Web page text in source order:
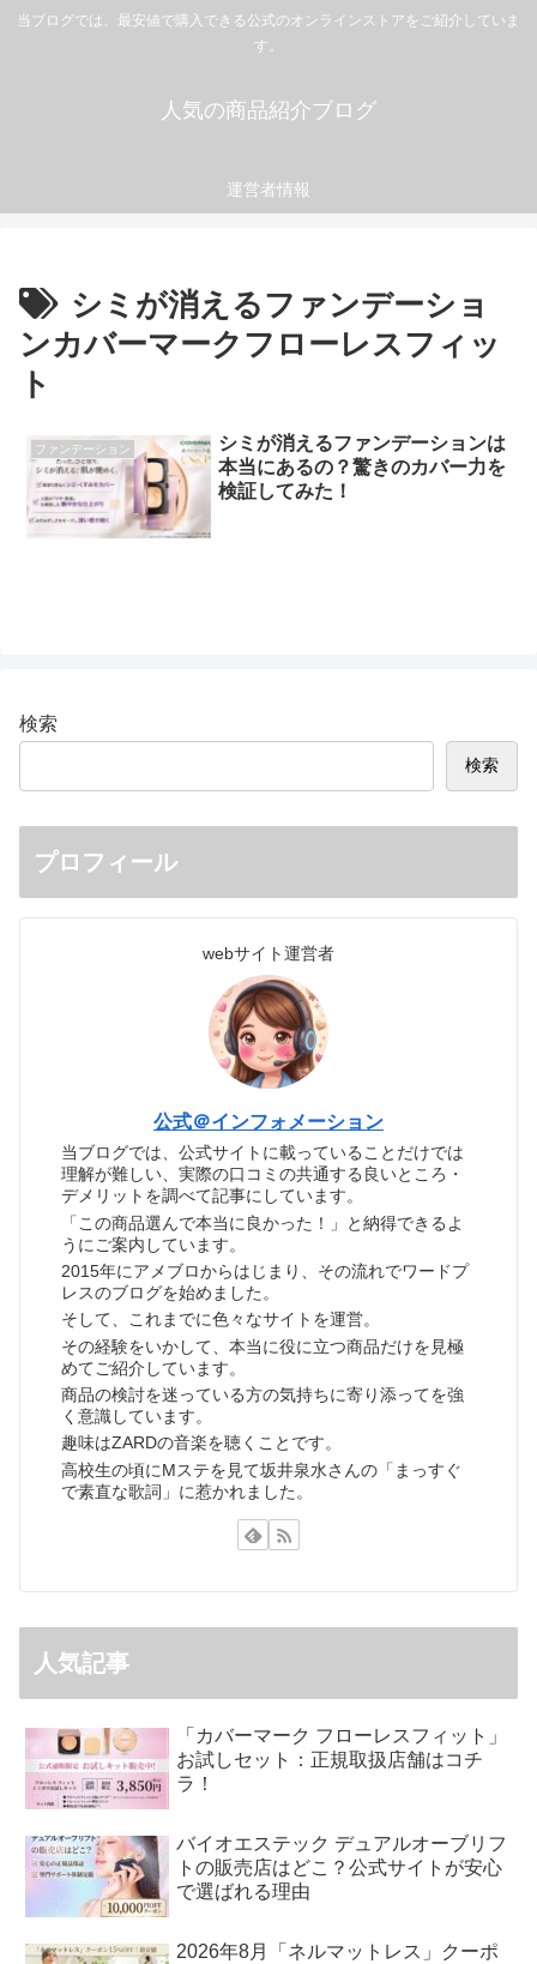
当ブログでは、最安値で購入できる公式のオンラインストアをご紹介していま
す。
人気の商品紹介ブログ
運営者情報
シミが消えるファンデーショ
ンカバーマークフローレスフィッ
ト
ファンデーション
シミが消えるファンデーションは
本当にあるの？驚きのカバー力を
検証してみた！
検索
検索
プロフィール
webサイト運営者
公式＠インフォメーション
当ブログでは、公式サイトに載っていることだけでは
理解が難しい、実際の口コミの共通する良いところ・
デメリットを調べて記事にしています。
「この商品選んで本当に良かった！」と納得できるよ
うにご案内しています。
2015年にアメブロからはじまり、その流れでワードプ
レスのブログを始めました。
そして、これまでに色々なサイトを運営。
その経験をいかして、本当に役に立つ商品だけを見極
めてご紹介しています。
商品の検討を迷っている方の気持ちに寄り添ってを強
く意識しています。
趣味はZARDの音楽を聴くことです。
高校生の頃にMステを見て坂井泉水さんの「まっすぐ
で素直な歌詞」に惹かれました。
人気記事
「カバーマーク フローレスフィット」
お試しセット：正規取扱店舗はコチ
ラ！
バイオエステック デュアルオーブリフ
トの販売店はどこ？公式サイトが安心
で選ばれる理由
2026年8月「ネルマットレス」クーポ